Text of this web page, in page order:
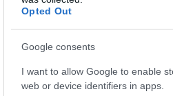
Opted Out
Google consents
I want to allow Google to enable
web or device identifiers in apps.
Απόπειρα αυτοκτονίας
«Αναγκάστηκαν να με
Τροχαίο δυστύχημα
μετωπικά με ΙΧ – Δύο